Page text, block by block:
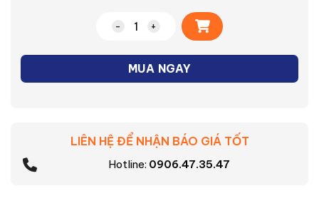
Phích cắm kín nước Panasonic WF4330
MUA NGAY
Alternative:
LIÊN HỆ ĐỂ NHẬN BÁO GIÁ TỐT
Hotline: 0906.47.35.47